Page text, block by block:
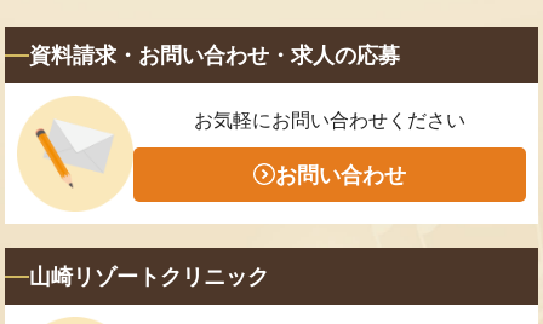
資料請求・お問い合わせ・求人の応募
お気軽にお問い合わせください
お問い合わせ
山崎リゾートクリニック